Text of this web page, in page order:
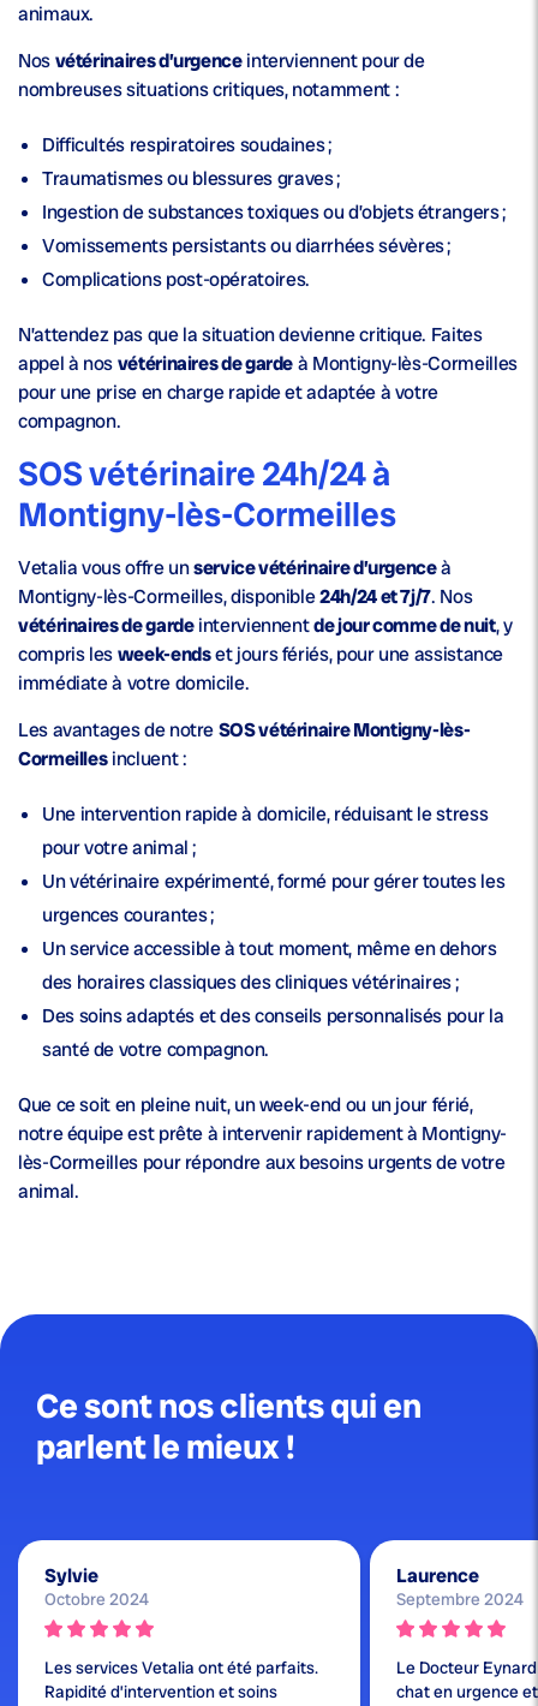
animaux.
Nosvétérinaires d’urgenceinterviennent pour de
nombreuses situations critiques, notamment :
Difficultés respiratoires soudaines ;
Traumatismes ou blessures graves ;
Ingestion de substances toxiques ou d’objets étrangers ;
Vomissements persistants ou diarrhées sévères ;
Complications post-opératoires.
N’attendez pas que la situation devienne critique. Faites
appel à nosvétérinaires de gardeà Montigny-lès-Cormeilles
pour une prise en charge rapide et adaptée à votre
compagnon.
SOS vétérinaire 24h/24 à
Montigny-lès-Cormeilles
Vetalia vous offre unservice vétérinaire d’urgenceà
Montigny-lès-Cormeilles, disponible24h/24 et 7j/7. Nos
vétérinaires de gardeinterviennentde jour comme de nuit, y
compris lesweek-endset jours fériés, pour une assistance
immédiate à votre domicile.
Les avantages de notreSOS vétérinaire Montigny-lès-
Cormeillesincluent :
Une intervention rapide à domicile, réduisant le stress
pour votre animal ;
Unvétérinaire expérimenté, formé pour gérer toutes les
urgences courantes ;
Un service accessible à tout moment, même en dehors
des horaires classiques des cliniques vétérinaires ;
Des soins adaptés et des conseils personnalisés pour la
santéde votre compagnon.
Que ce soit en pleine nuit, un week-end ou un jour férié,
notre équipe est prête à intervenir rapidement à Montigny-
lès-Cormeilles pour répondre aux besoins urgents de votre
animal.
Ce sont nos clients qui en
parlent le mieux !
Sylvie
Octobre 2024
Les services Vetalia ont été parfaits.
Rapidité d’intervention et soins
Laurence
Septembre 2024
Le Docteur
chat en urgence